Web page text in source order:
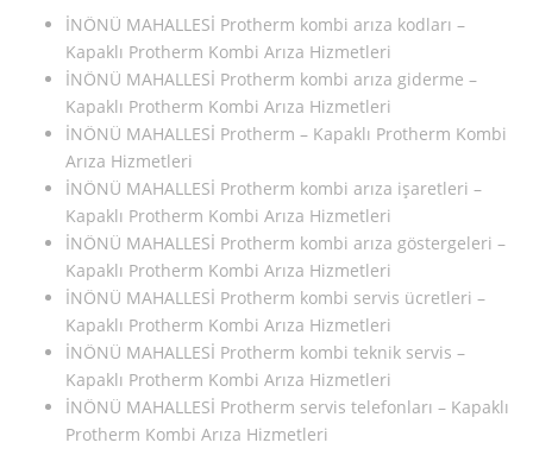
İNÖNÜ MAHALLESİ Protherm kombi arıza kodları –
Kapaklı Protherm Kombi Arıza Hizmetleri
İNÖNÜ MAHALLESİ Protherm kombi arıza giderme –
Kapaklı Protherm Kombi Arıza Hizmetleri
İNÖNÜ MAHALLESİ Protherm – Kapaklı Protherm Kombi
Arıza Hizmetleri
İNÖNÜ MAHALLESİ Protherm kombi arıza işaretleri –
Kapaklı Protherm Kombi Arıza Hizmetleri
İNÖNÜ MAHALLESİ Protherm kombi arıza göstergeleri –
Kapaklı Protherm Kombi Arıza Hizmetleri
İNÖNÜ MAHALLESİ Protherm kombi servis ücretleri –
Kapaklı Protherm Kombi Arıza Hizmetleri
İNÖNÜ MAHALLESİ Protherm kombi teknik servis –
Kapaklı Protherm Kombi Arıza Hizmetleri
İNÖNÜ MAHALLESİ Protherm servis telefonları – Kapaklı
Protherm Kombi Arıza Hizmetleri